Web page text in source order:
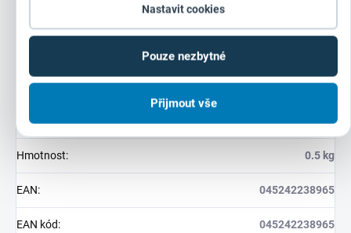
Nastavit cookies
Pouze nezbytné
Přijmout vše
Doplňkové parametry
Kategorie: Testovací a měřící nářadí
Záruka: 24 měsíců (IČ: 12 měsíců)
Hmotnost: 0.5 kg
EAN: 045242238965
EAN kód: 045242238965